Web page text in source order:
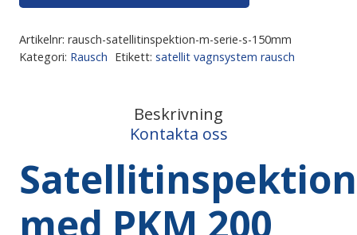
Artikelnr: rausch-satellitinspektion-m-serie-s-150mm
Kategori: Rausch Etikett: satellit vagnsystem rausch
Beskrivning
Kontakta oss
Satellitinspektion
med PKM 200